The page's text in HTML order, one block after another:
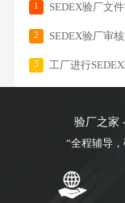
1 SEDEX验厂文
2 SEDEX验厂审
3 工厂进行
验厂之家
“全程辅导